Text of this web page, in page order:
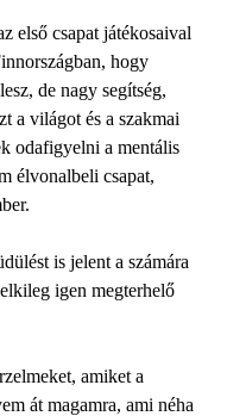
első csapat játékosaival
hogy
de nagy segítség,
a világot és a szakmai
odafigyelni a mentális
élvonalbeli csapat,
is jelent a számára
igen megterhelő
amiket a
át magamra, ami néha